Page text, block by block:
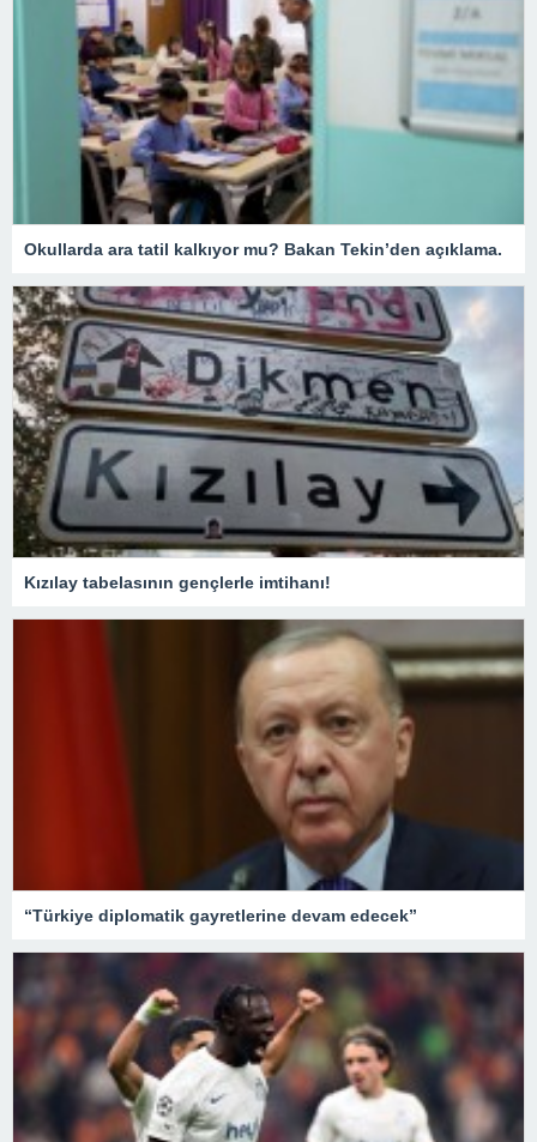
Okullarda ara tatil kalkıyor mu? Bakan Tekin’den açıklama.
Kızılay tabelasının gençlerle imtihanı!
“Türkiye diplomatik gayretlerine devam edecek”